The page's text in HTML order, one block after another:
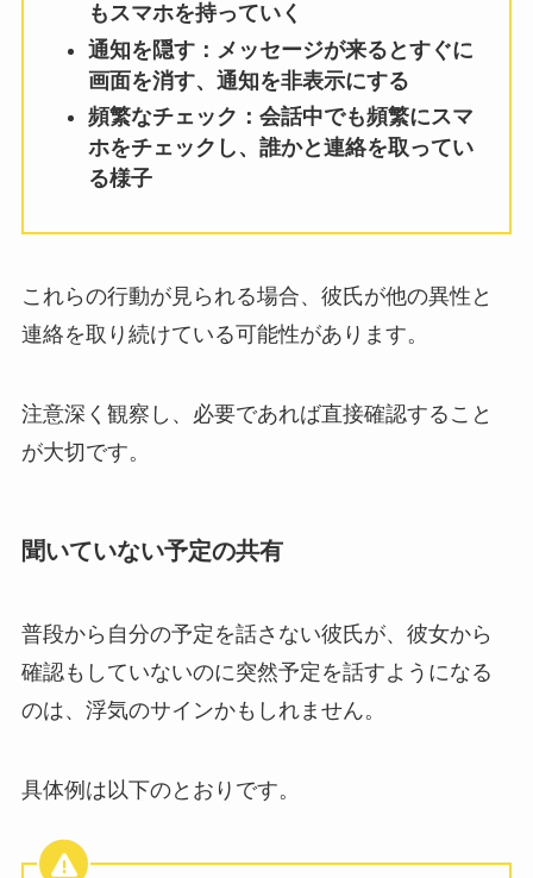
もスマホを持っていく
通知を隠す：メッセージが来るとすぐに
画面を消す、通知を非表示にする
頻繁なチェック：会話中でも頻繁にスマ
ホをチェックし、誰かと連絡を取ってい
る様子
これらの行動が見られる場合、彼氏が他の異性と
連絡を取り続けている可能性があります。
注意深く観察し、必要であれば直接確認すること
が大切です。
聞いていない予定の共有
普段から自分の予定を話さない彼氏が、彼女から
確認もしていないのに突然予定を話すようになる
のは、浮気のサインかもしれません。
具体例は以下のとおりです。